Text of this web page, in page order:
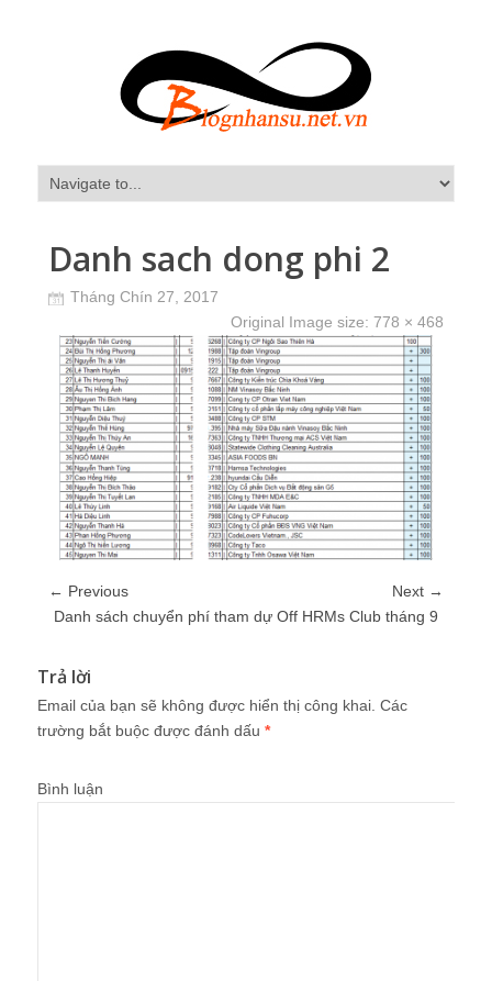
Danh sach dong phi 2
Tháng Chín 27, 2017
Original Image size: 778 × 468
← Previous
Next →
Danh sách chuyển phí tham dự Off HRMs Club tháng 9
Trả lời
Email của bạn sẽ không được hiển thị công khai. Các
trường bắt buộc được đánh dấu *
Bình luận